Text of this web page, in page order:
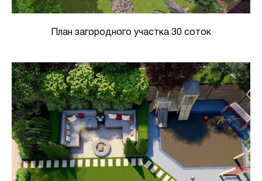
План загородного участка 30 соток